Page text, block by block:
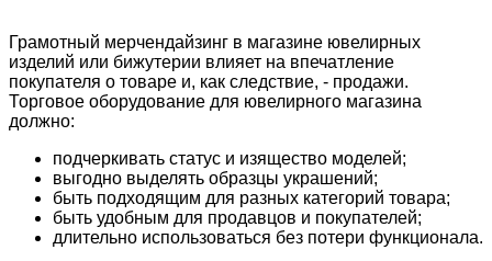
Грамотный мерчендайзинг в магазине ювелирных
изделий или бижутерии влияет на впечатление
покупателя о товаре и, как следствие, - продажи.
Торговое оборудование для ювелирного магазина
должно:
подчеркивать статус и изящество моделей;
выгодно выделять образцы украшений;
быть подходящим для разных категорий товара;
быть удобным для продавцов и покупателей;
длительно использоваться без потери функционала.